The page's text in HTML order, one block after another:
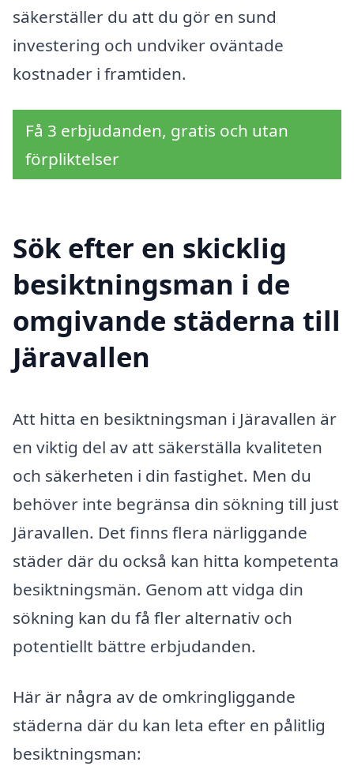
säkerställer du att du gör en sund
investering och undviker oväntade
kostnader i framtiden.
Få 3 erbjudanden, gratis och utan
förpliktelser
Sök efter en skicklig
besiktningsman i de
omgivande städerna till
Järavallen
Att hitta en besiktningsman i Järavallen är
en viktig del av att säkerställa kvaliteten
och säkerheten i din fastighet. Men du
behöver inte begränsa din sökning till just
Järavallen. Det finns flera närliggande
städer där du också kan hitta kompetenta
besiktningsmän. Genom att vidga din
sökning kan du få fler alternativ och
potentiellt bättre erbjudanden.
Här är några av de omkringliggande
städerna där du kan leta efter en pålitlig
besiktningsman: